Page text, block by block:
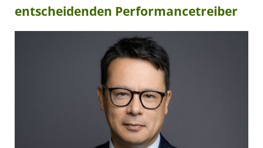
entscheidenden Performancetreiber